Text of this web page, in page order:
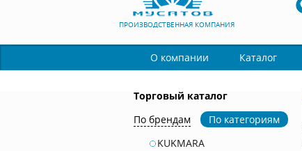
ПРОИЗВОДСТВЕННАЯ КОМПАНИЯ
О компании Каталог
Торговый каталог
По брендам
По категориям
KUKMARA